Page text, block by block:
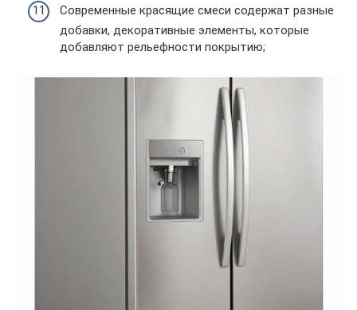
Современные красящие смеси содержат разные
добавки, декоративные элементы, которые
добавляют рельефности покрытию;